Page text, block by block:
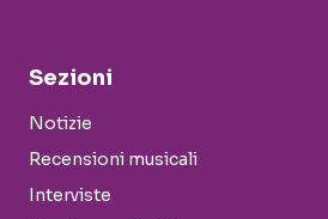
Sezioni
Notizie
Recensioni musicali
Interviste